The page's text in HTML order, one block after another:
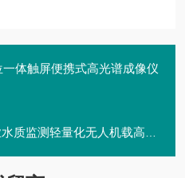
一体触屏便携式高光谱成像仪
监测轻量化无人机载高光谱系统